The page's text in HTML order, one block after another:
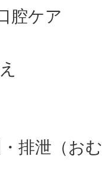
腔ケア
排泄（お